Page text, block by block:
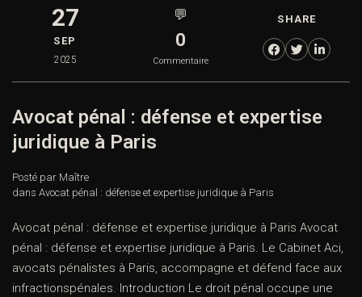
27
SEP
2025
💬
0
Commentaire
SHARE
Avocat pénal : défense et expertise
juridique à Paris
Posté par Maître
dans Avocat pénal : défense et expertise juridique à Paris
Avocat pénal : défense et expertise juridique à Paris Avocat
pénal : défense et expertise juridique à Paris. Le Cabinet Aci,
avocats pénalistes à Paris, accompagne et défend face aux
infractionspénales. Introduction Le droit pénal occupe une